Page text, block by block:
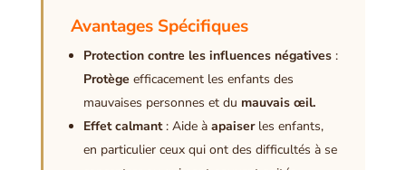
Avantages Spécifiques
Protection contre les influences négatives:
Protège efficacement les enfants des
mauvaises personnes et du mauvais œil.
Effet calmant: Aide à apaiserles enfants,
en particulier ceux qui ont des difficultés à se